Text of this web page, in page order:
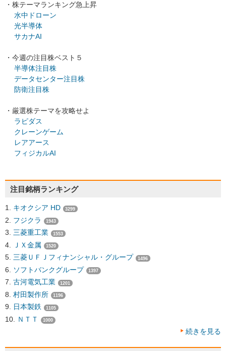
・株テーマランキング急上昇
水中ドローン
光半導体
サカナAI
・今週の注目株ベスト５
半導体注目株
データセンター注目株
防衛注目株
・厳選株テーマを攻略せよ
ラピダス
クレーンゲーム
レアアース
フィジカルAI
注目銘柄ランキング
キオクシア HD 3299
フジクラ 1943
三菱重工業 1553
ＪＸ金属 1520
三菱ＵＦＪフィナンシャル・グループ 1496
ソフトバンクグループ 1397
古河電気工業 1201
村田製作所 1196
日本製鉄 1105
ＮＴＴ 1000
続きを見る